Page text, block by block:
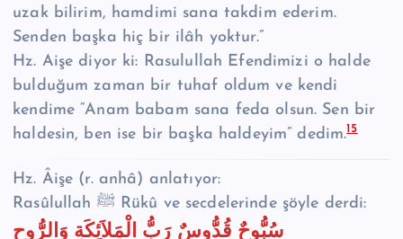
uzak bilirim, hamdimi sana takdim ederim.
Senden başka hiç bir ilâh yoktur.”
Hz. Aişe diyor ki: Rasulullah Efendimizi o halde
bulduğum zaman bir tuhaf oldum ve kendi
kendime “Anam babam sana feda olsun. Sen bir
haldesin, ben ise bir başka haldeyim” dedim.15
Hz. Âişe (r. anhâ) anlatıyor:
Rasûlullah ﷺ Rükû ve secdelerinde şöyle derdi:
سُبُّوحٌ قُدُّوسٌ رَبُّ الْمَلاَئِكَةِ وَالرُّوحِ